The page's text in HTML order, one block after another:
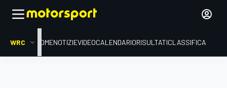
WRC HOMENOTIZIEVIDEOCALENDARIORISULTATICLASSIFICA